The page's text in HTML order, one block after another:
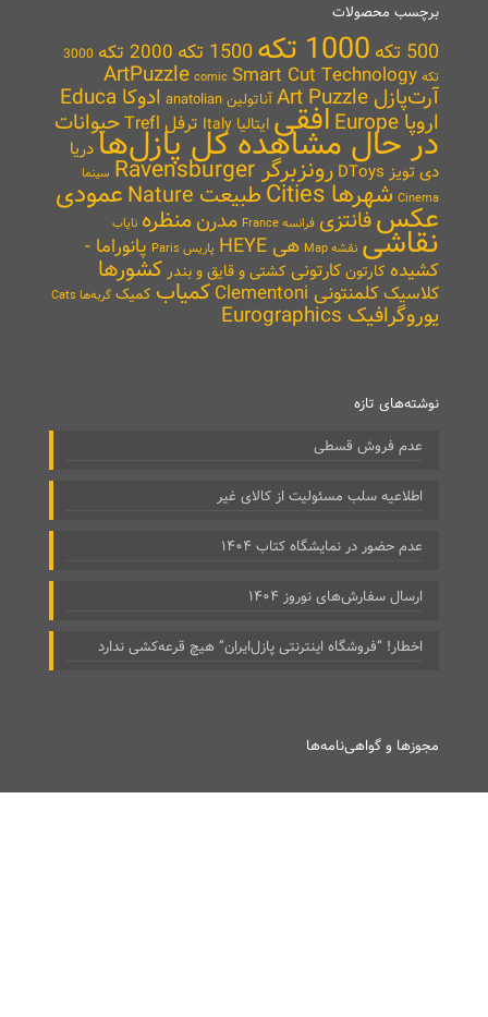
برچسب محصولات
500 تکه 1000 تکه 1500 تکه 2000 تکه
3000
تکه
ArtPuzzle comic Smart Cut Technology
آرت‌پازل Art Puzzle آناتولین anatolian ادوکا Educa
اروپا Europe افقی ایتالیا Italy ترفل Trefl حیواناتدر حال مشاهده کل پازل‌هادریا
دی تویز DToys
رونزبرگر Ravensburger
سینما
Cinema شهرها Cities طبیعت Nature عمودی
عکسفانتزی فرانسه France مدرنمنظره نایاب نقاشی نقشه Map هی HEYE پاریس Paris
پانوراما -
کشیده کارتونکارتونی کشتی و قایق و بندرکشورها
کلاسیککلمنتونی Clementoni کمیاب کمیک گربه‌ها Cats
یوروگرافیک Eurographics
نوشته‌های تازه
عدم فروش قسطی
اطلاعیه سلب مسئولیت از کالای غیر
عدم حضور در نمایشگاه کتاب ۱۴۰۴
ارسال سفارش‌های نوروز ۱۴۰۴
اخطار! “فروشگاه اینترنتی پازل‌ایران” هیچ قرعه‌کشی ندارد
مجوزها و گواهی‌نامه‌ها